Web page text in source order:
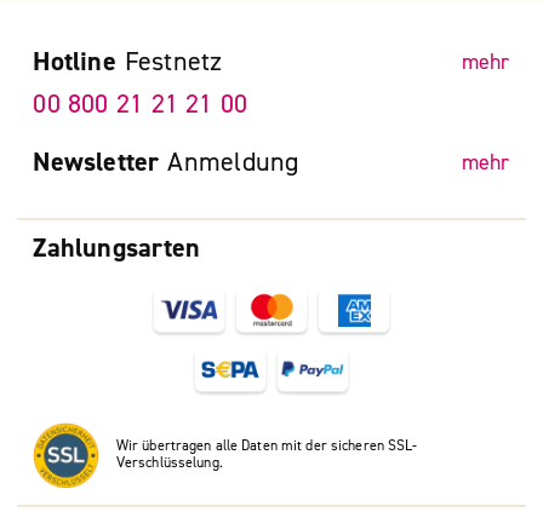
Zahlungsarten
Wir übertragen alle Daten mit der sicheren SSL-
Verschlüsselung.
Hotline Festnetz mehr
00 800 21 21 21 00
Newsletter Anmeldung mehr